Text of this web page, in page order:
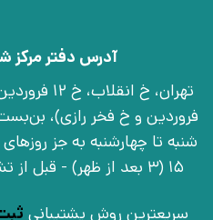
آدرس دفتر مرکز
15 (3 بعد از ظهر) - قبل از تشریف آوردن تماس بگیرید
سریعترین روش پشتیبانی